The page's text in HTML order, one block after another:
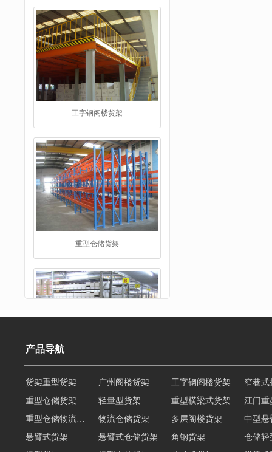
工字钢阁楼货架
重型仓储货架
仓储货架
阁楼货架
产品导航
重型仓储货架 轻量型货架 重型横梁式货架
江门重
物流仓储货架 多层阁楼货架
中型悬
悬臂式货架
悬臂式仓储货架 角钢货架
仓储
轻型货架
轻型仓储货架 移动式货架 横梁